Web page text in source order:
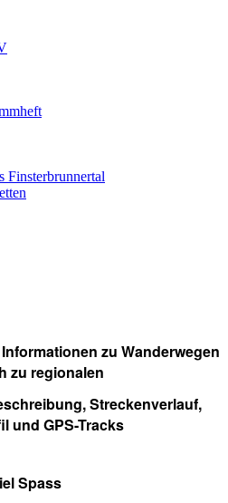
Finsterbrunnertal
zu Wanderwegen
zu regionalen
Streckenverlauf,
und GPS-Tracks
Spass